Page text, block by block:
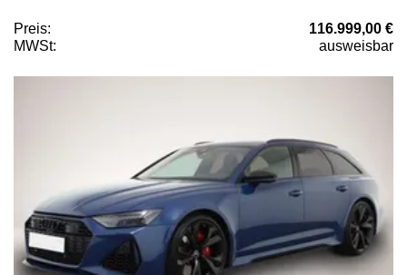
Preis:
116.999,00 €
MWSt:
ausweisbar